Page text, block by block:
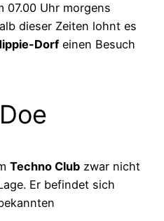
07.00 Uhr morgens
dieser Zeiten lohnt es
Dorf einen Besuch
Techno Club zwar nicht
Er befindet sich